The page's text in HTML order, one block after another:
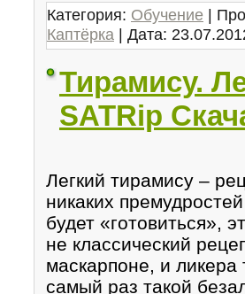
Категория: Обучение |
Каптёрка | Дата:
Тирамису.
SATRip
Легкий тирамису –
никаких
будет «готовиться»,
не классический
маскарпоне, и ликера
самый раз такой